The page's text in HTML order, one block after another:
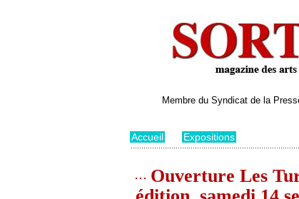
Membre du Syndicat de la
Accueil Expositions
Ouverture Les